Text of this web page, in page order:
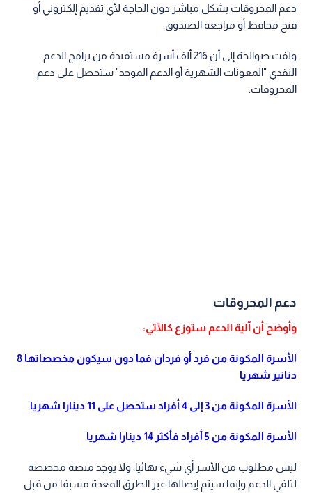
دعم المحروقات بشكل مباشر دون الحاجة لأي تقديم إلكتروني أو
فتح محافظ أو مراجعة الصندوق.
ولفت صوالحة إلى أن 216 ألف أسرة مستفيدة من برامج الدعم
النقدي "المعونات الشهرية أو الدعم الموحد" ستحصل على دعم
المحروقات.
دعم المحروقات
وأوضح أن آلية الدعم ستوزع كالآتي:
الأسرة المكونة من فرد أو فردان فما دون سيكون مخصصاتها 8
دنانير شهريا
الأسرة المكونة من 3 إلى 4 أفراد ستحصل على 11 دينارا شهريا
الأسرة المكونة من 5 أفراد فأكثر 14 دينارا شهريا
ليس مطلوب من الأسر أي شيء نهائيا، ولا يوجد منصة مخصصة
لتلقي الدعم وإنما سيتم إيصالها عبر الطرق المعدة مسبقا من قبل